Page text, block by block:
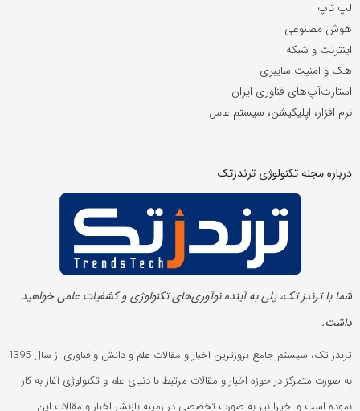
لپ تاپ
هوش مصنوعی
اینترنت و شبکه
هک و امنیت سایبری
استارت‌آپ‌های فناوری ایران
نرم افزار، اپلیکیشن، سیستم عامل
درباره مجله تکنولوژی ترندزتک
شما با ترندز تک، پلی به آینده‌ نوآوری‌های تکنولوژی و کشفیات علمی خواهید
داشت.
ترندز تک، سیستم جامع بروزترین اخبار و مقالات علم و دانش و فناوری از سال 1395
به صورت متمرکز در حوزه اخبار و مقالات مرتبط با دنیای علم و تکنولوژی آغاز به کار
نموده است و اخیرا نیز به صورت تخصصی در زمینه بازنشر اخبار و مقالات این